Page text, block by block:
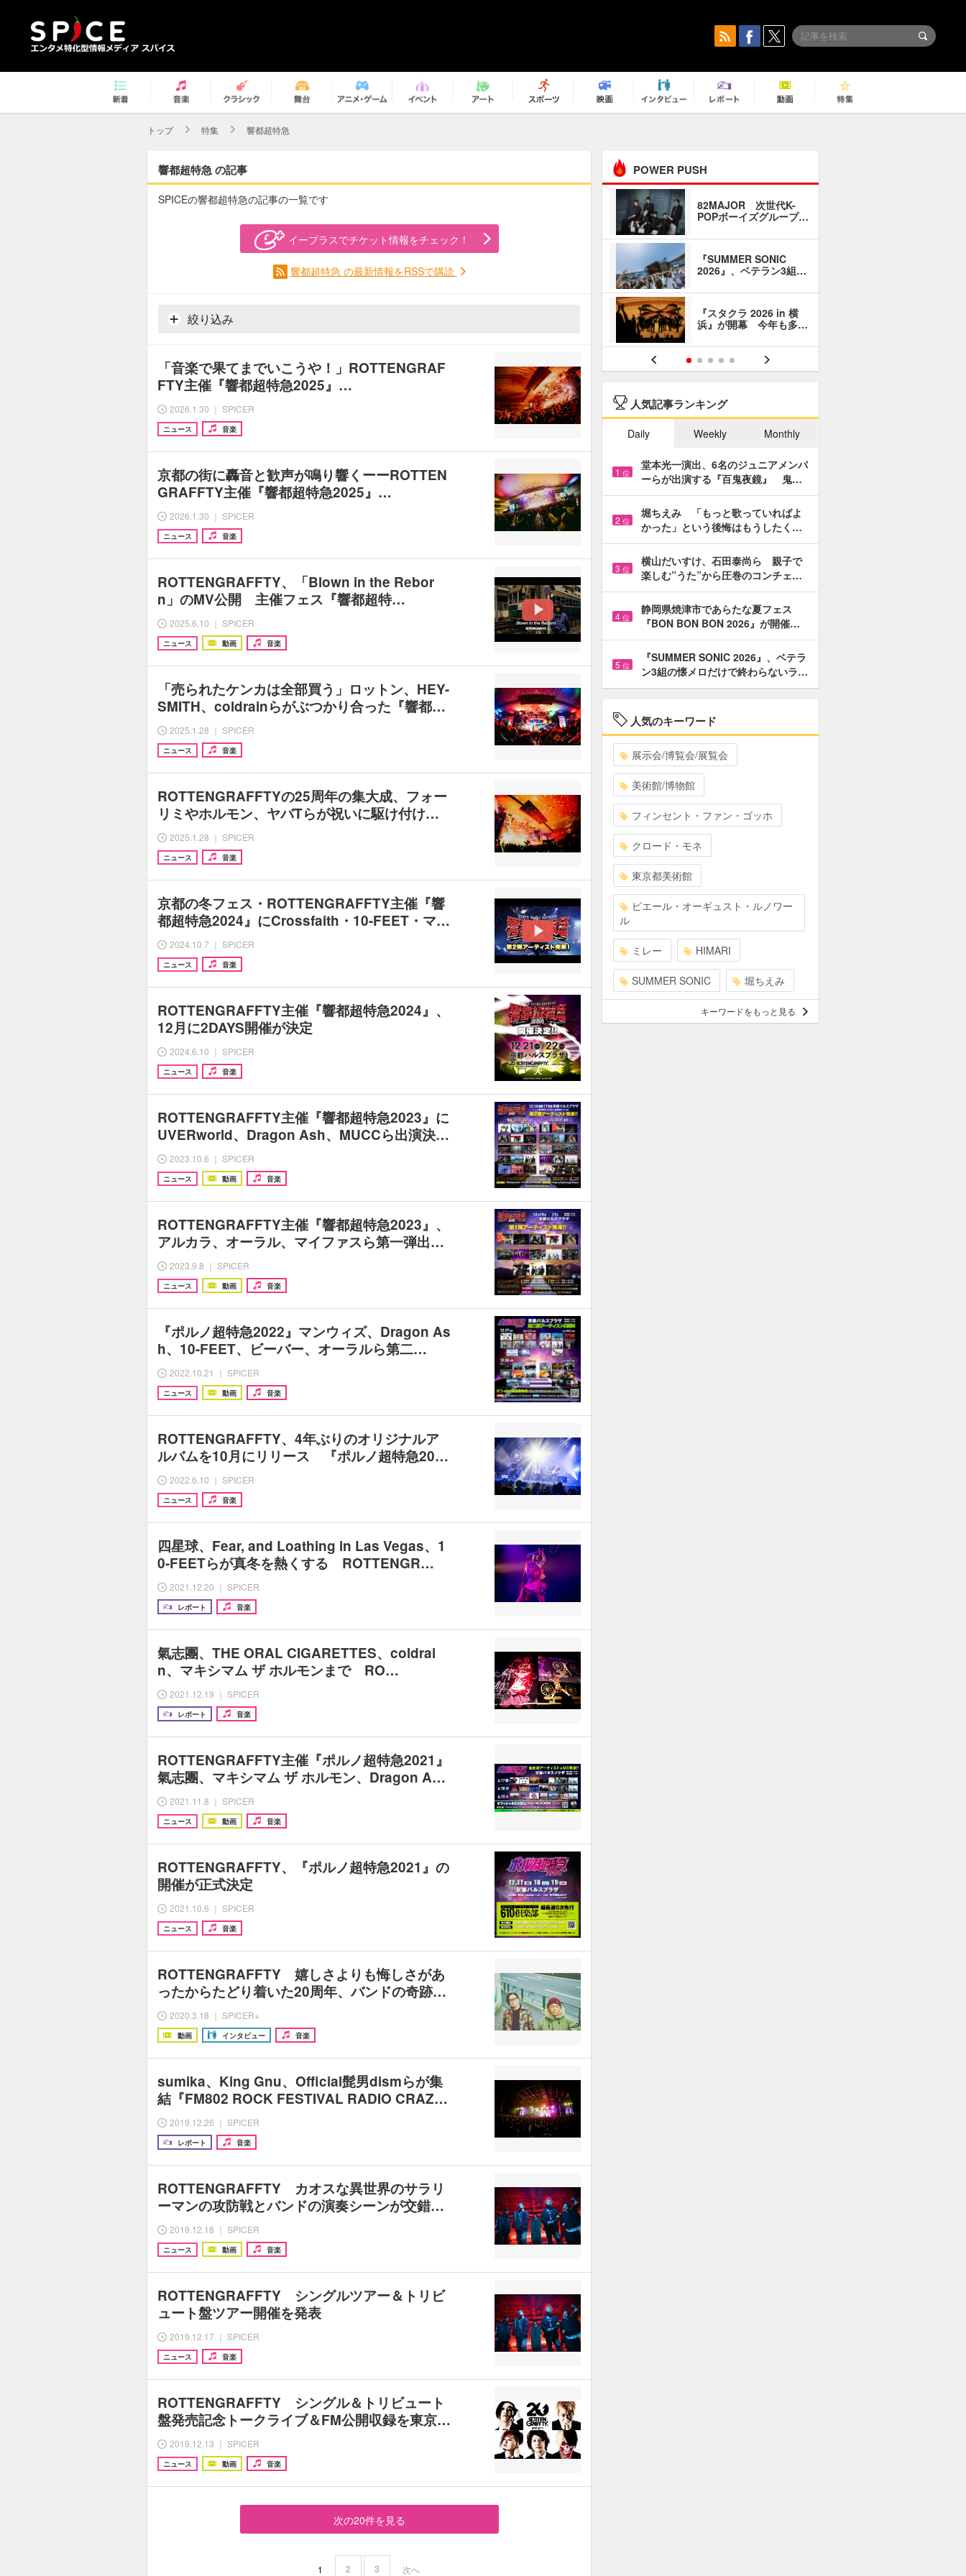
トップ 特集 響都超特急
響都超特急 の記事
SPICEの響都超特急の記事の一覧です
イープラスでチケット情報をチェック！
響都超特急 の最新情報をRSSで購読
絞り込み
「音楽で果てまでいこうや！」ROTTENGRAF
FTY主催『響都超特急2025』…
2026.1.30 ｜ SPICER
ニュース 音楽
京都の街に轟音と歓声が鳴り響くーーROTTEN
GRAFFTY主催『響都超特急2025』…
2026.1.30 ｜ SPICER
ニュース 音楽
ROTTENGRAFFTY、「Blown in the Rebor
n」のMV公開 主催フェス『響都超特…
2025.6.10 ｜ SPICER
ニュース 動画 音楽
「売られたケンカは全部買う」ロットン、HEY-
SMITH、coldrainらがぶつかり合った『響都…
2025.1.28 ｜ SPICER
ニュース 音楽
ROTTENGRAFFTYの25周年の集大成、フォー
リミやホルモン、ヤバTらが祝いに駆け付け…
2025.1.28 ｜ SPICER
ニュース 音楽
京都の冬フェス・ROTTENGRAFFTY主催『響
都超特急2024』にCrossfaith・10-FEET・マ…
2024.10.7 ｜ SPICER
ニュース 音楽
ROTTENGRAFFTY主催『響都超特急2024』、
12月に2DAYS開催が決定
2024.6.10 ｜ SPICER
ニュース 音楽
ROTTENGRAFFTY主催『響都超特急2023』に
UVERworld、Dragon Ash、MUCCら出演決…
2023.10.6 ｜ SPICER
ニュース 動画 音楽
ROTTENGRAFFTY主催『響都超特急2023』、
アルカラ、オーラル、マイファスら第一弾出…
2023.9.8 ｜ SPICER
ニュース 動画 音楽
『ポルノ超特急2022』マンウィズ、Dragon As
h、10-FEET、ビーバー、オーラルら第二…
2022.10.21 ｜ SPICER
ニュース 動画 音楽
ROTTENGRAFFTY、4年ぶりのオリジナルア
ルバムを10月にリリース 『ポルノ超特急20…
2022.6.10 ｜ SPICER
ニュース 音楽
四星球、Fear, and Loathing in Las Vegas、1
0-FEETらが真冬を熱くする ROTTENGR…
2021.12.20 ｜ SPICER
レポート 音楽
氣志團、THE ORAL CIGARETTES、coldrai
n、マキシマム ザ ホルモンまで RO…
2021.12.19 ｜ SPICER
レポート 音楽
ROTTENGRAFFTY主催『ポルノ超特急2021』
氣志團、マキシマム ザ ホルモン、Dragon A…
2021.11.8 ｜ SPICER
ニュース 動画 音楽
ROTTENGRAFFTY、『ポルノ超特急2021』の
開催が正式決定
2021.10.6 ｜ SPICER
ニュース 音楽
ROTTENGRAFFTY 嬉しさよりも悔しさがあ
ったからたどり着いた20周年、バンドの奇跡…
2020.3.18 ｜ SPICER+
動画 インタビュー 音楽
sumika、King Gnu、Official髭男dismらが集
結『FM802 ROCK FESTIVAL RADIO CRAZ…
2019.12.26 ｜ SPICER
レポート 音楽
ROTTENGRAFFTY カオスな異世界のサラリ
ーマンの攻防戦とバンドの演奏シーンが交錯…
2019.12.18 ｜ SPICER
ニュース 動画 音楽
ROTTENGRAFFTY シングルツアー＆トリビ
ュート盤ツアー開催を発表
2019.12.17 ｜ SPICER
ニュース 音楽
ROTTENGRAFFTY シングル＆トリビュート
盤発売記念トークライブ＆FM公開収録を東京…
2019.12.13 ｜ SPICER
ニュース 動画 音楽
次の20件を見る
1 2 3 次へ
POWER PUSH
82MAJOR 次世代K-
POPボーイズグループ…
『SUMMER SONIC
2026』、ベテラン3組…
『スタクラ 2026 in 横
浜』が開幕 今年も多…
人気記事ランキング
Daily Weekly Monthly
1 位
堂本光一演出、6名のジュニアメンバ
ーらが出演する『百鬼夜鏡』 鬼…
2 位
堀ちえみ 「もっと歌っていればよ
かった」という後悔はもうしたく…
3 位
横山だいすけ、石田泰尚ら 親子で
楽しむ”うた”から圧巻のコンチェ…
4 位
静岡県焼津市であらたな夏フェス
『BON BON BON 2026』が開催…
5 位
『SUMMER SONIC 2026』、ベテラ
ン3組の懐メロだけで終わらないラ…
人気のキーワード
展示会/博覧会/展覧会
美術館/博物館
フィンセント・ファン・ゴッホ
クロード・モネ
東京都美術館
ピエール・オーギュスト・ルノワー
ル
ミレー HIMARI
SUMMER SONIC 堀ちえみ
キーワードをもっと見る